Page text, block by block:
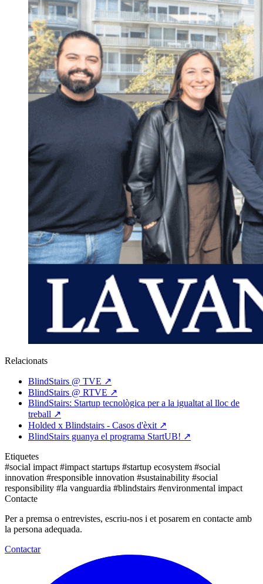
Relacionats
BlindStairs @ TVE ↗
BlindStairs @ RTVE ↗
BlindStairs: Startup tecnològica per a la igualtat al lloc de
treball ↗
Holded x Blindstairs - Casos d'èxit ↗
BlindStairs guanya el programa StartUB! ↗
Etiquetes
#social impact #impact startups #startup ecosystem #social
innovation #responsible innovation #sustainability #social
responsibility #la vanguardia #blindstairs #environmental impact
Contacte
Per a premsa o entrevistes, escriu-nos i et posarem en contacte amb
la persona adequada.
Contactar